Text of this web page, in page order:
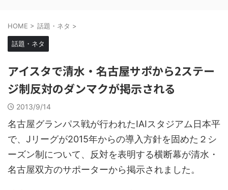
HOME > 話題・ネタ >
話題・ネタ
アイスタで清水・名古屋サポから2ステー
ジ制反対のダンマクが掲示される
2013/9/14
名古屋グランパス戦が行われたIAIスタジアム日本平
で、Jリーグが2015年からの導入方針を固めた２シ
ーズン制について、反対を表明する横断幕が清水・
名古屋双方のサポーターから掲示されました。